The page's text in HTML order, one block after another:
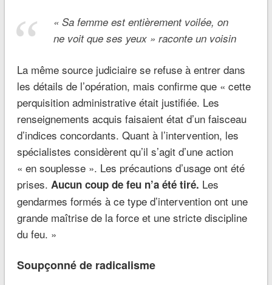
« Sa femme est entièrement voilée, on
ne voit que ses yeux » raconte un voisin
La même source judiciaire se refuse à entrer dans
les détails de l’opération, mais confirme que « cette
perquisition administrative était justifiée. Les
renseignements acquis faisaient état d’un faisceau
d’indices concordants. Quant à l’intervention, les
spécialistes considèrent qu’il s’agit d’une action
« en souplesse ». Les précautions d’usage ont été
prises. Aucun coup de feu n’a été tiré. Les
gendarmes formés à ce type d’intervention ont une
grande maîtrise de la force et une stricte discipline
du feu. »
Soupçonné de radicalisme